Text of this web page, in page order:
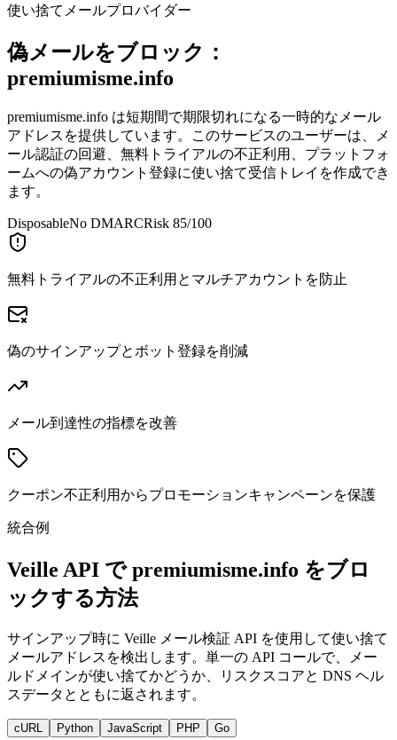
使い捨てメールプロバイダー
偽メールをブロック：
premiumisme.info
premiumisme.info は短期間で期限切れになる一時的なメール
アドレスを提供しています。このサービスのユーザーは、メ
ール認証の回避、無料トライアルの不正利用、プラットフォ
ームへの偽アカウント登録に使い捨て受信トレイを作成でき
ます。
DisposableNo DMARCRisk 85/100
無料トライアルの不正利用とマルチアカウントを防止
偽のサインアップとボット登録を削減
メール到達性の指標を改善
クーポン不正利用からプロモーションキャンペーンを保護
統合例
Veille API で premiumisme.info をブロ
ックする方法
サインアップ時に Veille メール検証 API を使用して使い捨て
メールアドレスを検出します。単一の API コールで、メー
ルドメインが使い捨てかどうか、リスクスコアと DNS ヘル
スデータとともに返されます。
cURL Python JavaScript PHP Go